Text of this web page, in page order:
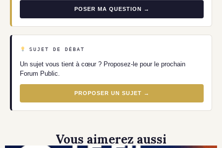
POSER MA QUESTION →
SUJET DE DÉBAT
Un sujet vous tient à cœur ? Proposez-le pour le prochain
Forum Public.
PROPOSER UN SUJET →
Vous aimerez aussi